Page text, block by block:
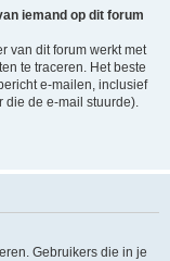
iemand op dit forum
van dit forum werkt met
te traceren. Het beste
e-mailen, inclusief
die de e-mail stuurde).
Gebruikers die in je